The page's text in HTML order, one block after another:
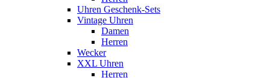
Uhren Geschenk-Sets
Vintage Uhren
Damen
Herren
Wecker
XXL Uhren
Herren